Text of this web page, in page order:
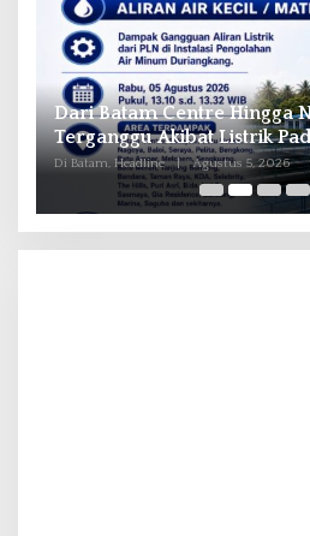
Dari Batam Centre Hingga
Terganggu Akibat Listrik
Duriangkang
Di Batam, Headline | Agustus 5, 2026